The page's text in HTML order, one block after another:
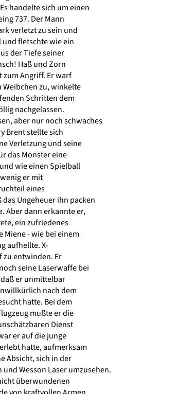
handelte sich um einen
737. Der Mann
verletzt zu sein und
und fletschte wie ein
der Tiefe seiner
Haß und Zorn
Angriff. Er warf
Weibchen zu, winkelte
Schritten dem
nachgelassen.
aber nur noch schwaches
Brent stellte sich
Verletzung und seine
das Monster eine
wie einen Spielball
er mit
eines
Ungeheuer ihn packen
Aber dann erkannte er,
ein zufriedenes
Miene - wie bei einem
aufhellte. X-
zu entwinden. Er
seine Laserwaffe bei
er unmittelbar
nach dem
hatte. Bei dem
mußte er die
Dienst
er auf die junge
hatte, aufmerksam
Absicht, sich in der
Wesson Laser umzusehen.
überwundenen